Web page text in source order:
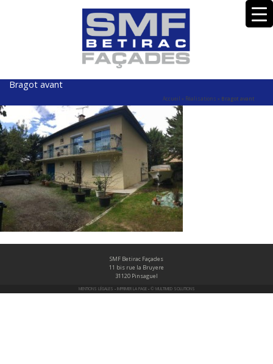
Bragot avant
Accueil » Réalisations » Bragot avant
SMF Betirac Façades
11 bis rue la Bruyere
31120 Pinsaguel
MENTIONS LÉGALES - IMPRIMER LA PAGE- © MULTIMED SOLUTIONS